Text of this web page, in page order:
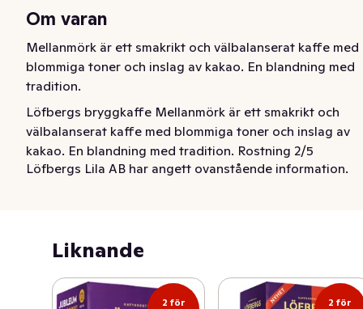
Om varan
Mellanmörk är ett smakrikt och välbalanserat kaffe med
blommiga toner och inslag av kakao. En blandning med
tradition.
Löfbergs bryggkaffe Mellanmörk är ett smakrikt och
välbalanserat kaffe med blommiga toner och inslag av
kakao. En blandning med tradition. Rostning 2/5
Fyllighet 3/5 Syrlighet 2/5. BRYGGKAFFET är 100%
arbetar för att skapa hållbara försörjningsmöjligheter
mångfalden. EN GOD KOPP KAFFE:
Löfbergs Lila AB har angett ovanstående information.
Liknande
2 för
2 för